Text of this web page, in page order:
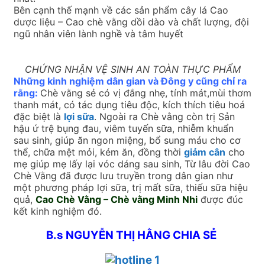
Bên cạnh thế mạnh về các sản phẩm cây lá Cao
dược liệu – Cao chè vằng dồi dào và chất lượng, đội
ngũ nhân viên lành nghề và tâm huyết
CHỨNG NHẬN VỆ SINH AN TOÀN THỰC PHẨM
Những kinh nghiệm dân gian và Đông y cũng chỉ ra
rằng: Chè vằng sẻ có vị đắng nhẹ, tính mát,mùi thơm
thanh mát, có tác dụng tiêu độc, kích thích tiêu hoá
đặc biệt là lợi sữa. Ngoài ra Chè vằng còn trị Sản
hậu ứ trệ bụng đau, viêm tuyến sữa, nhiễm khuẩn
sau sinh, giúp ăn ngon miệng, bổ sung máu cho cơ
thể, chữa mệt mỏi, kém ăn, đồng thời giảm cân cho
mẹ giúp mẹ lấy lại vóc dáng sau sinh, Từ lâu đời Cao
Chè Vằng đã được lưu truyền trong dân gian như
một phương pháp lợi sữa, trị mất sữa, thiếu sữa hiệu
quả, Cao Chè Vằng – Chè vằng Minh Nhi được đúc
kết kinh nghiệm đó.
B.s NGUYỄN THỊ HẰNG CHIA SẺ